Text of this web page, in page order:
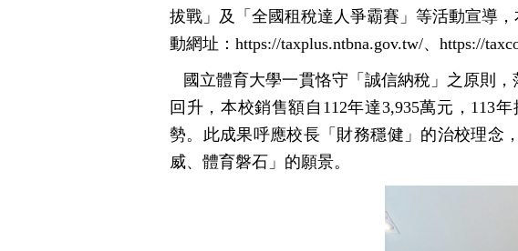
拔戰 」 及 「 全國租稅達人爭霸賽 」等活動宣導
動網址： https://taxplus.ntbna.gov.tw/、 https://
國立體育大學一貫恪守「誠信納稅」之原則
回升，本校銷售額自 112年達3,935萬元， 113年
勢。此成果呼應校長「財務穩健」的治校理念
威、體育磐石」的願景。